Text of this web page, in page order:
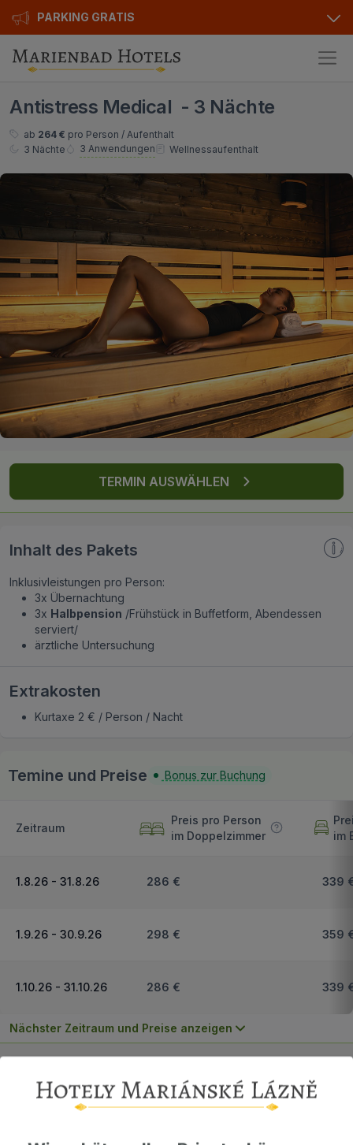
PARKING GRATIS
Hotels
Kurhotels
Ensana Hotels
Orea Hotels
Geschenkgutscheine
Kontakt
Kontakt
Über uns
Privat Transfer
FAQ
Antistress Medical - 3 Nächte
ab 264 € pro Person / Aufenthalt
3 Nächte
3 Anwendungen Wellnessaufenthalt
TERMIN AUSWÄHLEN
Inhalt des Pakets
Inklusivleistungen pro Person:
3x Übernachtung
3x Halbpension /Frühstück in Buffetform, Abendessen
serviert/
ärztliche Untersuchung
Extrakosten
Kurtaxe 2 € / Person / Nacht
Temine und Preise Bonus zur Buchung
Zeitraum
Preis pro Person
im Doppelzimmer
im
1.8.26 - 31.8.26 286 € 339
1.9.26 - 30.9.26 298 € 359
1.10.26 - 31.10.26 286 € 339
Nächster Zeitraum und Preise anzeigen
Wichtige Informationen
Kontaktdaten. Unterkunftsbedingungen und andere...